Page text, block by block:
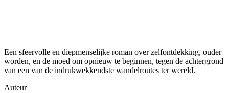
Een sfeervolle en diepmenselijke roman over zelfontdekking, ouder
worden, en de moed om opnieuw te beginnen, tegen de achtergrond
van een van de indrukwekkendste wandelroutes ter wereld.
Auteur